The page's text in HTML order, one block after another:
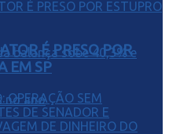
É PRESO POR
EM SP